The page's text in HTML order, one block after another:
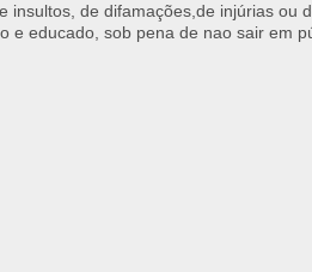
insultos, de difamações,de injúrias ou
e educado, sob pena de nao sair em